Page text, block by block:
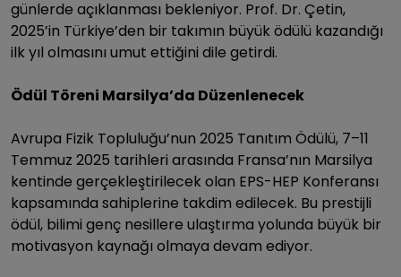
günlerde açıklanması bekleniyor. Prof. Dr. Çetin,
2025’in Türkiye’den bir takımın büyük ödülü kazandığı
ilk yıl olmasını umut ettiğini dile getirdi.
Ödül Töreni Marsilya’da Düzenlenecek
Avrupa Fizik Topluluğu’nun 2025 Tanıtım Ödülü, 7–11
Temmuz 2025 tarihleri arasında Fransa’nın Marsilya
kentinde gerçekleştirilecek olan EPS-HEP Konferansı
kapsamında sahiplerine takdim edilecek. Bu prestijli
ödül, bilimi genç nesillere ulaştırma yolunda büyük bir
motivasyon kaynağı olmaya devam ediyor.